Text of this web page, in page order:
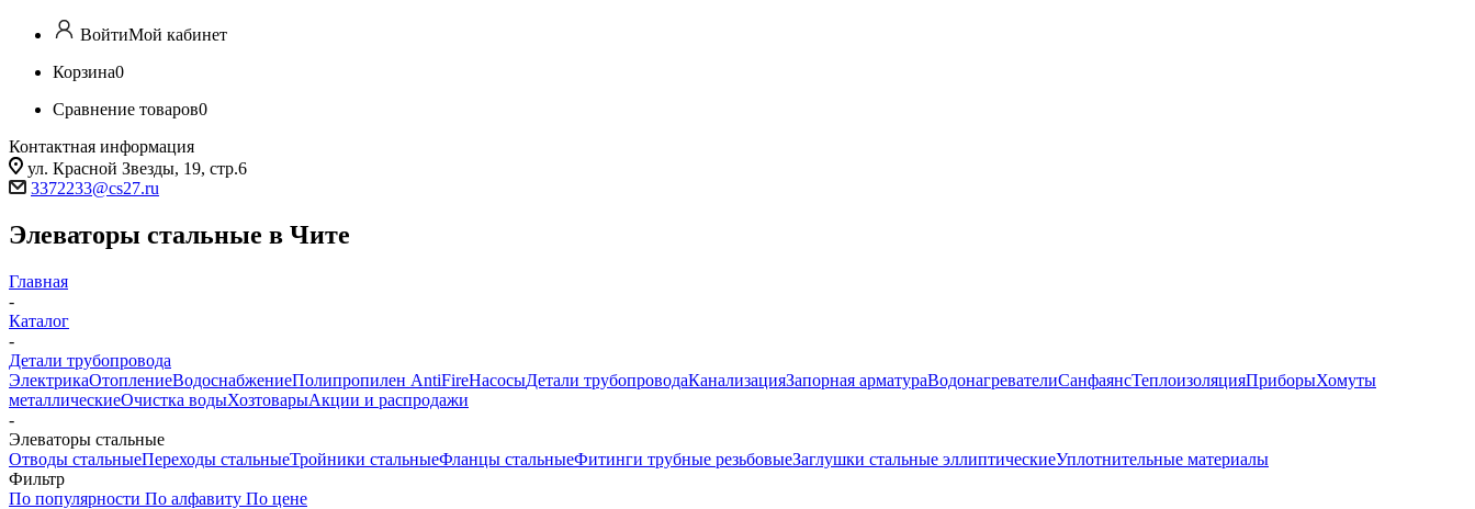
ВойтиМой кабинет
Корзина0
Сравнение товаров0
Контактная информация
ул. Красной Звезды, 19, стр.6
3372233@cs27.ru
Элеваторы стальные в Чите
Главная
-
Каталог
-
Детали трубопровода
ЭлектрикаОтоплениеВодоснабжениеПолипропилен AntiFireНасосыДетали трубопроводаКанализацияЗапорная арматураВодонагревателиСанфаянсТеплоизоляцияПриборыХомуты
металлическиеОчистка водыХозтоварыАкции и распродажи
-
Элеваторы стальные
Отводы стальныеПереходы стальныеТройники стальныеФланцы стальныеФитинги трубные резьбовыеЗаглушки стальные эллиптическиеУплотнительные материалы
Фильтр
По популярности По алфавиту По цене